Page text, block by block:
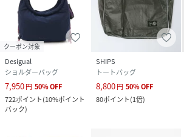
クーポン対象
Desigual
ショルダーバッグ
7,950円 50%OFF
722ポイント(10%ポイント
バック)
SHIPS
トートバッグ
8,800円 50%OFF
80ポイント(1倍)